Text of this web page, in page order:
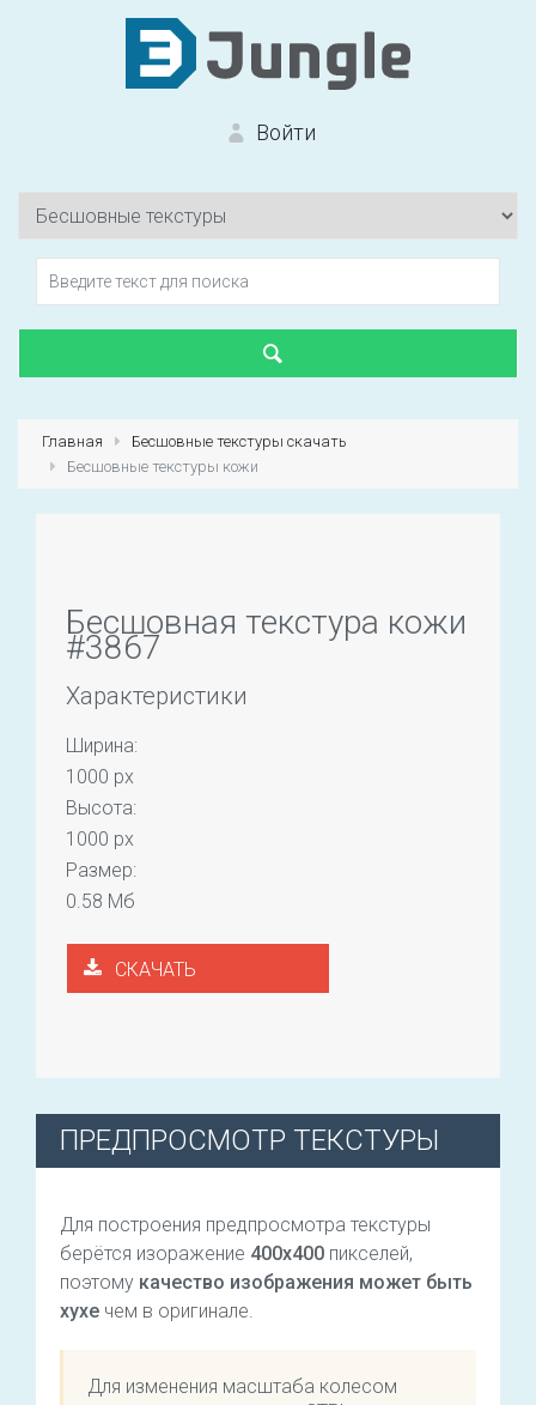
Войти
Вход на сайт
Первый раз?
Главная
Бесшовные текстуры скачать
Бесшовные текстуры кожи
Бесшовная текстура кожи
#3867
Характеристики
Ширина:
1000 px
Высота:
1000 px
Размер:
0.58 Мб
СКАЧАТЬ
ПРЕДПРОСМОТР ТЕКСТУРЫ
Для построения предпросмотра текстуры
берётся изоражение 400х400 пикселей,
поэтому качество изображения может быть
хухе чем в оригинале.
Для изменения масштаба колесом